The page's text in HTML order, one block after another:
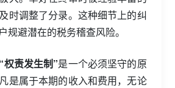
时调整了分录。这种细节上的纠
规避潜在的税务稽查风险。
“权责发生制”是一个必须坚守的原
是属于本期的收入和费用，无论